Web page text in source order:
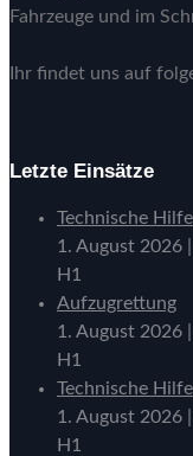
Fahrzeuge und im
Ihr findet uns auf
Letzte Einsätze
Technische Hilfe
1. August 2026
H1
Aufzugrettung
1. August 2026
H1
Technische Hilfe
1. August 2026
H1